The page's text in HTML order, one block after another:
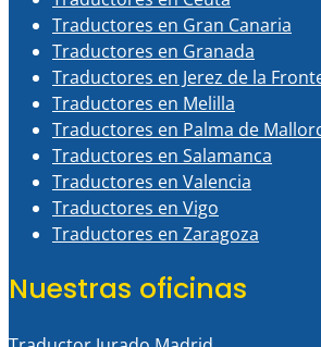
Traductores en Gran Canaria
Traductores en Granada
Traductores en Jerez de la
Traductores en Melilla
Traductores en Palma de
Traductores en Salamanca
Traductores en Valencia
Traductores en Vigo
Traductores en Zaragoza
Nuestras oficinas